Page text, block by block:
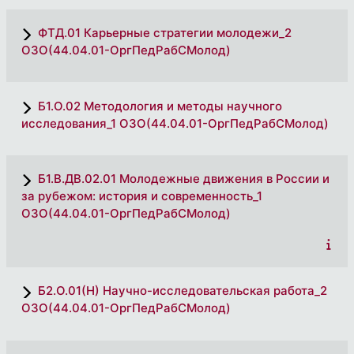
ФТД.01 Карьерные стратегии молодежи_2
ОЗО(44.04.01-ОргПедРабСМолод)
Б1.О.02 Методология и методы научного
исследования_1 ОЗО(44.04.01-ОргПедРабСМолод)
Б1.В.ДВ.02.01 Молодежные движения в России и
за рубежом: история и современность_1
ОЗО(44.04.01-ОргПедРабСМолод)
Б2.О.01(Н) Научно-исследовательская работа_2
ОЗО(44.04.01-ОргПедРабСМолод)